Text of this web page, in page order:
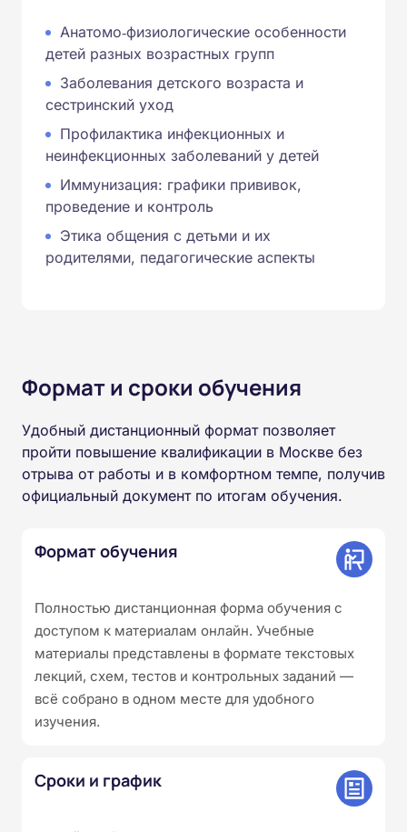
Анатомо‑физиологические особенности
детей разных возрастных групп
Заболевания детского возраста и
сестринский уход
Профилактика инфекционных и
неинфекционных заболеваний у детей
Иммунизация: графики прививок,
проведение и контроль
Этика общения с детьми и их
родителями, педагогические аспекты
Формат и сроки обучения
Удобный дистанционный формат позволяет
пройти повышение квалификации в Москве без
отрыва от работы и в комфортном темпе, получив
официальный документ по итогам обучения.
Формат обучения
Полностью дистанционная форма обучения с
доступом к материалам онлайн. Учебные
материалы представлены в формате текстовых
лекций, схем, тестов и контрольных заданий —
всё собрано в одном месте для удобного
изучения.
Сроки и график